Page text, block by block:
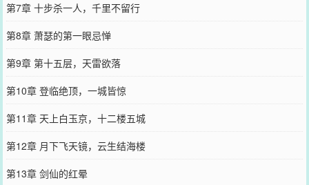
第7章 十步杀一人，千里不留行
第8章 萧瑟的第一眼忌惮
第9章 第十五层，天雷欲落
第10章 登临绝顶，一城皆惊
第11章 天上白玉京，十二楼五城
第12章 月下飞天镜，云生结海楼
第13章 剑仙的红晕